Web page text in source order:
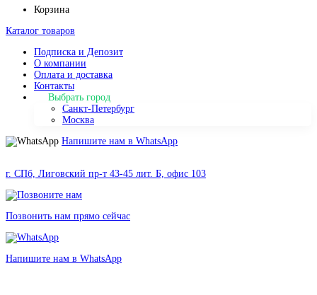
Корзина
Каталог товаров
Подписка и Депозит
О компании
Оплата и доставка
Контакты
Выбрать город
Санкт-Петербург
Москва
Напишите нам в WhatsApp
г. СПб, Лиговский пр-т 43-45 лит. Б, офис 103
Позвонить нам прямо сейчас
Напишите нам в WhatsApp